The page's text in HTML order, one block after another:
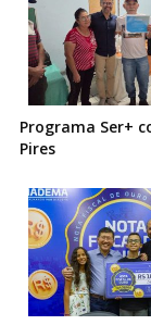
Programa Ser+
Pires